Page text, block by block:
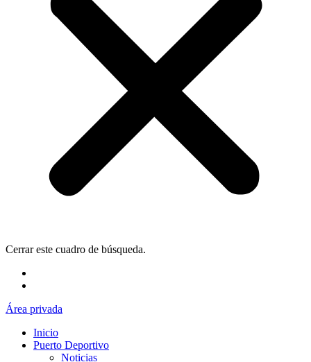
Cerrar este cuadro de búsqueda.
Área privada
Inicio
Puerto Deportivo
Noticias